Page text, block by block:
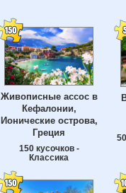
Живописные ассос в
Кефалонии,
Ионические острова,
Греция
150 кусочков -
Классика